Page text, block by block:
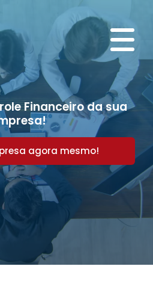
Financeiro da sua
agora mesmo!